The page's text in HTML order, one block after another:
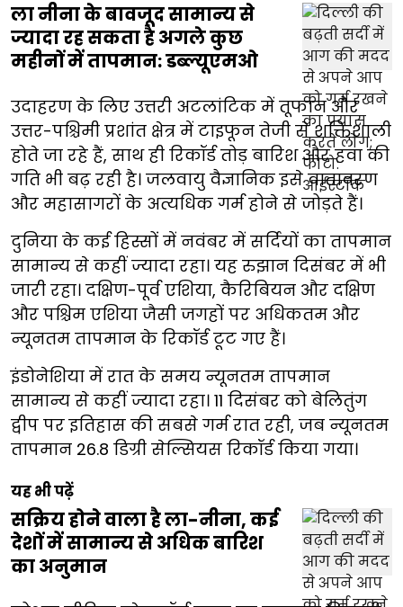
ला नीना के बावजूद सामान्य से
ज्यादा रह सकता है अगले कुछ
महीनों में तापमान: डब्ल्यूएमओ
उदाहरण के लिए उत्तरी अटलांटिक में तूफान और
उत्तर-पश्चिमी प्रशांत क्षेत्र में टाइफून तेजी से शक्तिशाली
होते जा रहे हैं, साथ ही रिकॉर्ड तोड़ बारिश और हवा की
गति भी बढ़ रही है। जलवायु वैज्ञानिक इसे वातावरण
और महासागरों के अत्यधिक गर्म होने से जोड़ते हैं।
दुनिया के कई हिस्सों में नवंबर में सर्दियों का तापमान
सामान्य से कहीं ज्यादा रहा। यह रुझान दिसंबर में भी
जारी रहा। दक्षिण-पूर्व एशिया, कैरिबियन और दक्षिण
और पश्चिम एशिया जैसी जगहों पर अधिकतम और
न्यूनतम तापमान के रिकॉर्ड टूट गए हैं।
इंडोनेशिया में रात के समय न्यूनतम तापमान
सामान्य से कहीं ज्यादा रहा। 11 दिसंबर को बेलितुंग
द्वीप पर इतिहास की सबसे गर्म रात रही, जब न्यूनतम
तापमान 26.8 डिग्री सेल्सियस रिकॉर्ड किया गया।
यह भी पढ़ें
सक्रिय होने वाला है ला-नीना, कई
देशों में सामान्य से अधिक बारिश
का अनुमान